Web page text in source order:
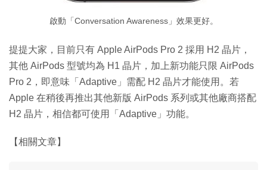
啟動「Conversation Awareness」效果更好。
提提大家，目前只有 Apple AirPods Pro 2 採用 H2 晶片，
其他 AirPods 型號均為 H1 晶片，加上新功能只限 AirPods
Pro 2，即意味「Adaptive」需配 H2 晶片才能使用。若
Apple 在稍後再推出其他新版 AirPods 系列或其他廠商搭配
H2 晶片，相信都可使用「Adaptive」功能。
【相關文章】